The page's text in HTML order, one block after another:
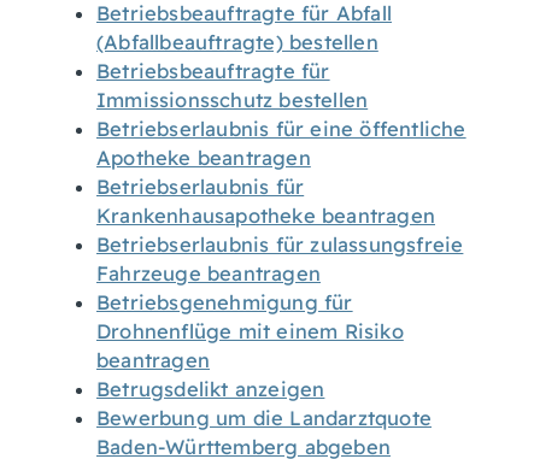
Betriebsbeauftragte für Abfall
(Abfallbeauftragte) bestellen
Betriebsbeauftragte für
Immissionsschutz bestellen
Betriebserlaubnis für eine öffentliche
Apotheke beantragen
Betriebserlaubnis für
Krankenhausapotheke beantragen
Betriebserlaubnis für zulassungsfreie
Fahrzeuge beantragen
Betriebsgenehmigung für
Drohnenflüge mit einem Risiko
beantragen
Betrugsdelikt anzeigen
Bewerbung um die Landarztquote
Baden-Württemberg abgeben